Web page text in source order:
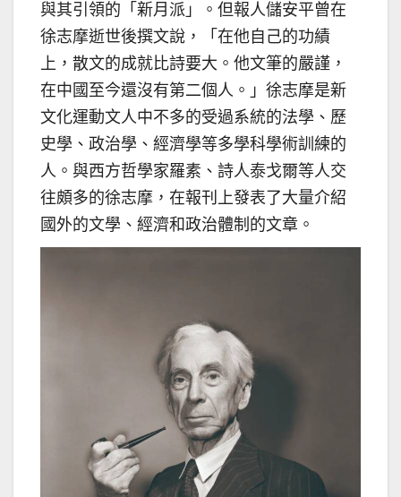
與其引領的「新月派」。但報人儲安平曾在
徐志摩逝世後撰文說，「在他自己的功績
上，散文的成就比詩要大。他文筆的嚴謹，
在中國至今還沒有第二個人。」徐志摩是新
文化運動文人中不多的受過系統的法學、歷
史學、政治學、經濟學等多學科學術訓練的
人。與西方哲學家羅素、詩人泰戈爾等人交
往頗多的徐志摩，在報刊上發表了大量介紹
國外的文學、經濟和政治體制的文章。